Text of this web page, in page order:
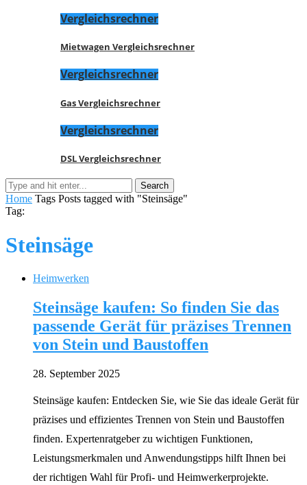
Vergleichsrechner
Mietwagen Vergleichsrechner
Vergleichsrechner
Gas Vergleichsrechner
Vergleichsrechner
DSL Vergleichsrechner
Home Tags Posts tagged with "Steinsäge"
Tag:
Steinsäge
Heimwerken
Steinsäge kaufen: So finden Sie das
passende Gerät für präzises Trennen
von Stein und Baustoffen
28. September 2025
Steinsäge kaufen: Entdecken Sie, wie Sie das ideale Gerät für
präzises und effizientes Trennen von Stein und Baustoffen
finden. Expertenratgeber zu wichtigen Funktionen,
Leistungsmerkmalen und Anwendungstipps hilft Ihnen bei
der richtigen Wahl für Profi- und Heimwerkerprojekte.